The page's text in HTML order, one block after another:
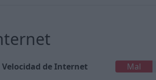
Velocidad de Internet Mal